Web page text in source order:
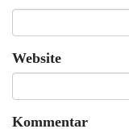
Website
Kommentar